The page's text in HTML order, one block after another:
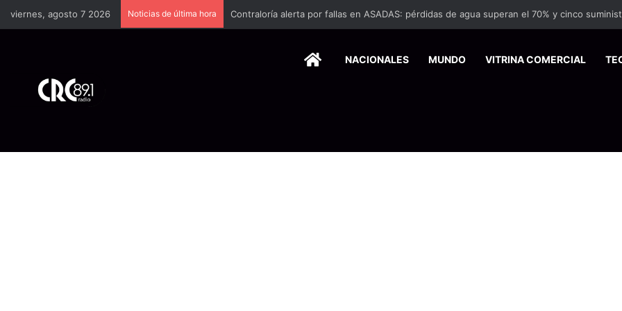
viernes, agosto 7 2026 Noticias de última hora
HOMENACIONALES MUNDO VITRINA COMERCIAL